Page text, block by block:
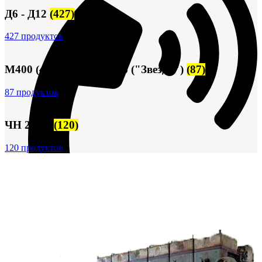
Д6 - Д12 (427)
427 продуктов
М400 (401), М500, М756 ("Звезда") (87)
87 продуктов
ЧН 25/34 (120)
120 продуктов